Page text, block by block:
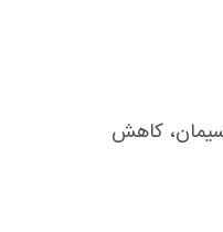
کاهش